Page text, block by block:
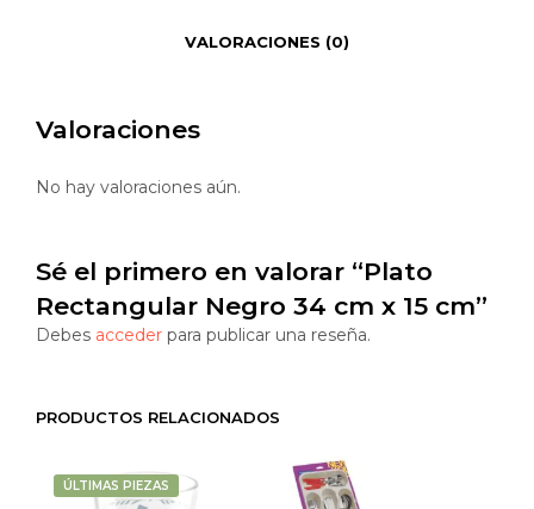
VALORACIONES (0)
Valoraciones
No hay valoraciones aún.
Sé el primero en valorar “Plato
Rectangular Negro 34 cm x 15 cm”
Debes acceder para publicar una reseña.
PRODUCTOS RELACIONADOS
ÚLTIMAS PIEZAS